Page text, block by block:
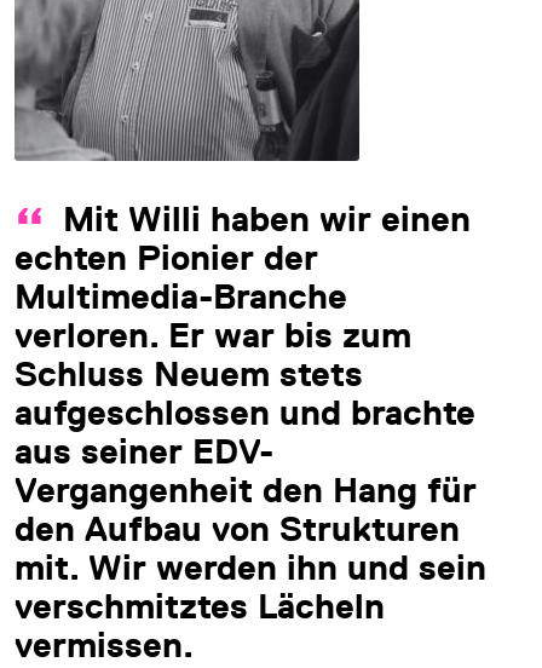
Mit Willi haben wir einen
echten Pionier der
Multimedia-Branche
verloren. Er war bis zum
Schluss Neuem stets
aufgeschlossen und brachte
aus seiner EDV-
Vergangenheit den Hang für
den Aufbau von Strukturen
mit. Wir werden ihn und sein
verschmitztes Lächeln
vermissen.